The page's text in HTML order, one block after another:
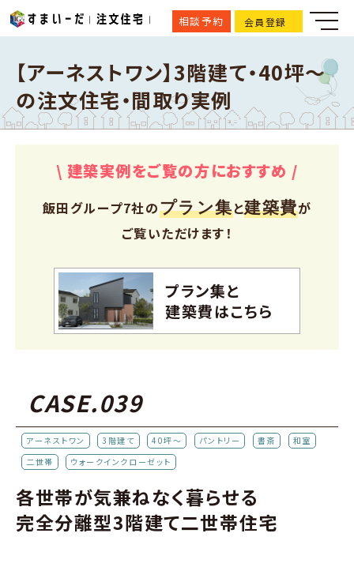
相談予約 会員登録
【アーネストワン】3階建て・40坪～
の注文住宅・間取り実例
\ 建築実例をご覧の方におすすめ /
飯田グループ7社のプラン集と建築費が
ご覧いただけます！
プラン集と
建築費はこちら
CASE.039
アーネストワン 3階建て 40坪～ パントリー 書斎
和室
二世帯
ウォークインクローゼット
各世帯が気兼ねなく暮らせる
完全分離型3階建て二世帯住宅